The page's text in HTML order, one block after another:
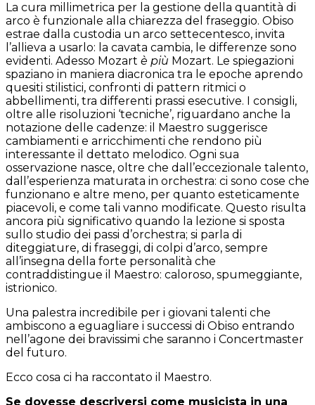
La cura millimetrica per la gestione della quantità di
arco è funzionale alla chiarezza del fraseggio. Obiso
estrae dalla custodia un arco settecentesco, invita
l’allieva a usarlo: la cavata cambia, le differenze sono
evidenti. Adesso Mozart è più Mozart. Le spiegazioni
spaziano in maniera diacronica tra le epoche aprendo
quesiti stilistici, confronti di pattern ritmici o
abbellimenti, tra differenti prassi esecutive. I consigli,
oltre alle risoluzioni ‘tecniche’, riguardano anche la
notazione delle cadenze: il Maestro suggerisce
cambiamenti e arricchimenti che rendono più
interessante il dettato melodico. Ogni sua
osservazione nasce, oltre che dall’eccezionale talento,
dall’esperienza maturata in orchestra: ci sono cose che
funzionano e altre meno, per quanto esteticamente
piacevoli, e come tali vanno modificate. Questo risulta
ancora più significativo quando la lezione si sposta
sullo studio dei passi d’orchestra; si parla di
diteggiature, di fraseggi, di colpi d’arco, sempre
all’insegna della forte personalità che
contraddistingue il Maestro: caloroso, spumeggiante,
istrionico.
Una palestra incredibile per i giovani talenti che
ambiscono a eguagliare i successi di Obiso entrando
nell’agone dei bravissimi che saranno i Concertmaster
del futuro.
Ecco cosa ci ha raccontato il Maestro.
Se dovesse descriversi come musicista in una